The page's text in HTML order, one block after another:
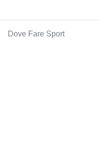
Dove Fare Sport